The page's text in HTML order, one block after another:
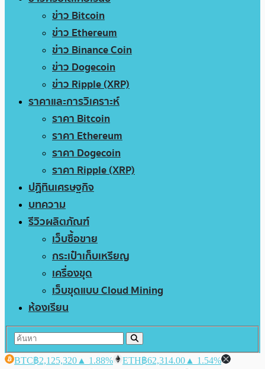
ข่าว Bitcoin
ข่าว Ethereum
ข่าว Binance Coin
ข่าว Dogecoin
ข่าว Ripple (XRP)
ราคาและการวิเคราะห์
ราคา Bitcoin
ราคา Ethereum
ราคา Dogecoin
ราคา Ripple (XRP)
ปฏิทินเศรษฐกิจ
บทความ
รีวิวผลิตภัณฑ์
เว็บซื้อขาย
กระเป๋าเก็บเหรียญ
เครื่องขุด
เว็บขุดแบบ Cloud Mining
ห้องเรียน
BTC฿2,125,320 ▲ 1.88% ETH฿62,314.00 ▲ 1.54%